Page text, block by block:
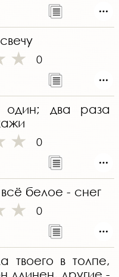
0
два раза
0
белое - снег
0
твоего в толпе,